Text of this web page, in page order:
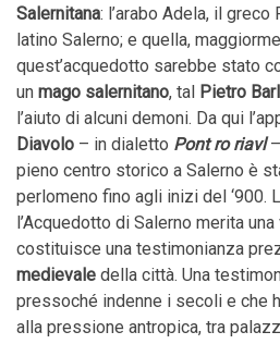
Salernitana: l’arabo Adela, il greco
latino Salerno; e quella,
quest’acquedotto sarebbe stato
un mago salernitano, tal Pietro
l’aiuto di alcuni demoni. Da qui
Diavolo – in dialetto Pont ro riavl–
pieno centro storico a Salerno è
perlomeno fino agli inizi del ‘900.
l’Acquedotto di Salerno merita
costituisce una testimonianza
medievale della città. Una
pressoché indenne i secoli e che
alla pressione antropica, tra